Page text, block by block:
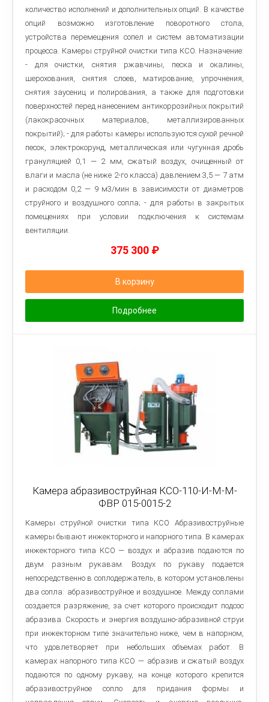
количество исполнений и дополнительных опций. В качестве
опций возможно изготовление поворотного стола,
устройства перемещения сопел и систем автоматизации
процесса. Камеры струйной очистки типа КСО. Назначение:
- для очистки, снятия ржавчины, песка и окалины,
шерохования, снятия слоев, матирование, упрочнения,
снятия заусениц и полирования, а также для подготовки
поверхностей перед нанесением антикоррозийных покрытий
(лакокрасочных материалов, металлизированных
покрытий); - для работы камеры используются сухой речной
песок, электрокорунд, металлическая или чугунная дробь
грануляцией 0,1 — 2 мм, сжатый воздух, очищенный от
влаги и масла (не ниже 2-го класса) давлением 3,5 — 7 атм
и расходом 0,2 — 9 м3/мин в зависимости от диаметров
струйного и воздушного сопла; - для работы в закрытых
помещениях при условии подключения к системам
вентиляции.
375 300 ₽
В корзину
Подробнее
Камера абразивоструйная КСО-110-И-М-М-
ФВР 015-0015-2
Камеры струйной очистки типа КСО Абразивоструйные
камеры бывают инжекторного и напорного типа. В камерах
инжекторного типа КСО — воздух и абразив подаются по
двум разным рукавам. Воздух по рукаву подается
непосредственно в соплодержатель, в котором установлены
два сопла: абразивоструйное и воздушное. Между соплами
создается разряжение, за счет которого происходит подсос
абразива. Скорость и энергия воздушно-абразивной струи
при инжекторном типе значительно ниже, чем в напорном,
что удовлетворяет при небольших объемах работ. В
камерах напорного типа КСО — абразив и сжатый воздух
подаются по одному рукаву, на конце которого крепится
абразивоструйное сопло для придания формы и